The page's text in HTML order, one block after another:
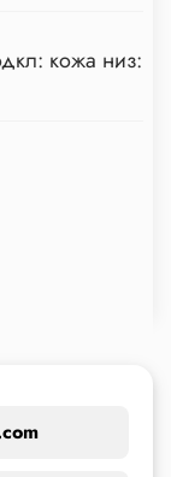
кожа низ: